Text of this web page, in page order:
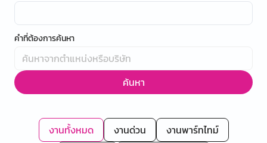
คำที่ต้องการค้นหา
ค้นหา
งานทั้งหมด งานด่วน
งานพาร์ทไทม์